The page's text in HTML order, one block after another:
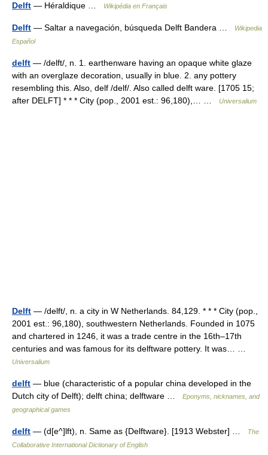
Delft — Héraldique … Wikipédia en Français
Delft — Saltar a navegación, búsqueda Delft Bandera …
Wikipedia
Español
delft — /delft/, n. 1. earthenware having an opaque white glaze
with an overglaze decoration, usually in blue. 2. any pottery
resembling this. Also, delf /delf/. Also called delft ware. [1705 15;
after DELFT] * * * City (pop., 2001 est.: 96,180),… …
Universalium
Delft — /delft/, n. a city in W Netherlands. 84,129. * * * City (pop.,
2001 est.: 96,180), southwestern Netherlands. Founded in 1075
and chartered in 1246, it was a trade centre in the 16th–17th
centuries and was famous for its delftware pottery. It was… …
Universalium
delft — blue (characteristic of a popular china developed in the
Dutch city of Delft); delft china; delftware …
Eponyms, nicknames, and
geographical games
delft — (d[e^]lft), n. Same as {Delftware}. [1913 Webster] …
The
Collaborative International Dictionary of English